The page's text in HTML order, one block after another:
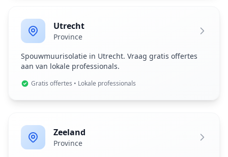
Utrecht
Province
Spouwmuurisolatie in Utrecht. Vraag gratis offertes
aan van lokale professionals.
Gratis offertes • Lokale professionals
Zeeland
Province